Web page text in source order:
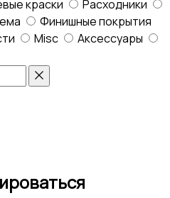
краски
Расходники
Финишные покрытия
Misc
Аксессуары